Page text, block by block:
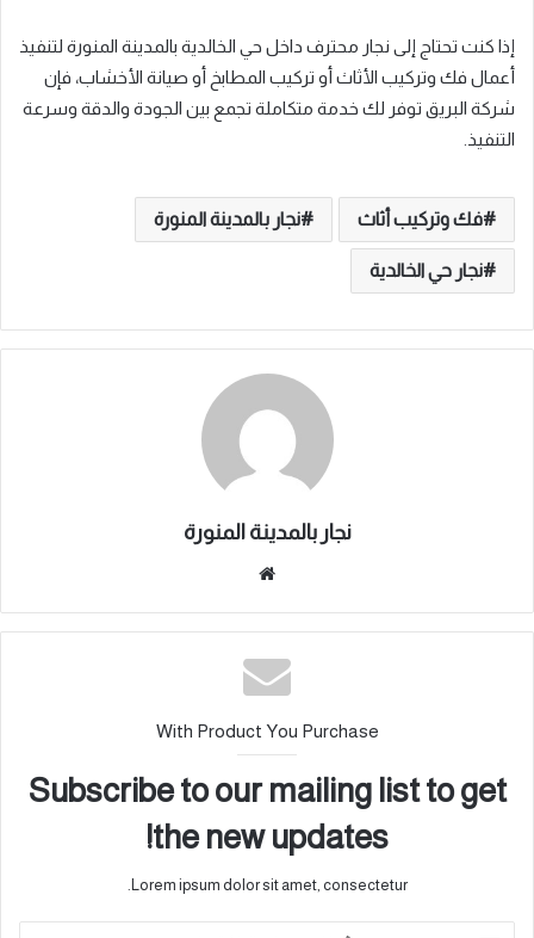
إذا كنت تحتاج إلى نجار محترف داخل حي الخالدية بالمدينة المنورة لتنفيذ
أعمال فك وتركيب الأثاث أو تركيب المطابخ أو صيانة الأخشاب، فإن
شركة البريق توفر لك خدمة متكاملة تجمع بين الجودة والدقة وسرعة
التنفيذ.
فك وتركيب أثاث نجار بالمدينة المنورة
نجار حي الخالدية
نجار بالمدينة المنورة
With Product You Purchase
Subscribe to our mailing list to get
the new updates!
Lorem ipsum dolor sit amet, consectetur.